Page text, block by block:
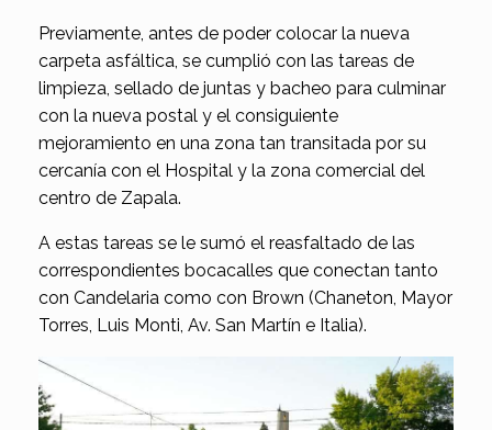
Previamente, antes de poder colocar la nueva
carpeta asfáltica, se cumplió con las tareas de
limpieza, sellado de juntas y bacheo para culminar
con la nueva postal y el consiguiente
mejoramiento en una zona tan transitada por su
cercanía con el Hospital y la zona comercial del
centro de Zapala.
A estas tareas se le sumó el reasfaltado de las
correspondientes bocacalles que conectan tanto
con Candelaria como con Brown (Chaneton, Mayor
Torres, Luis Monti, Av. San Martín e Italia).